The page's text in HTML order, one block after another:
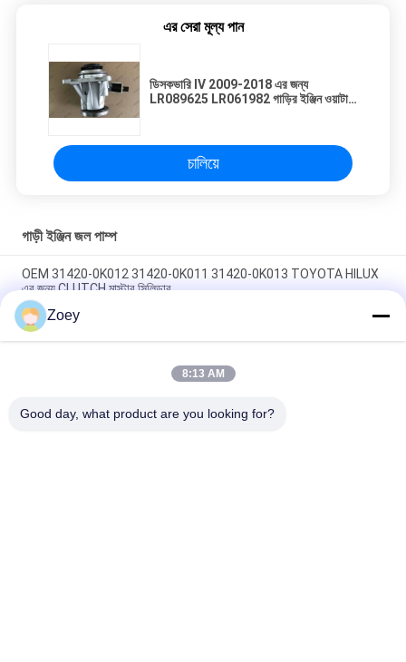
এর সেরা মূল্য পান
ডিসকভারি IV 2009-2018 এর জন্য
LR089625 LR061982 গাড়ির ইঞ্জিন ওয়াটার
চালিয়ে
গাড়ী ইঞ্জিন জল পাম্প
OEM 31420-0K012 31420-0K011 31420-0K013 TOYOTA HILUX
এর জন্য CLUTCH মাস্টার সিলিন্ডার
OEM PQH500060 LR013506 ল্যান্ড রোভার ডিসকভারি 276DT 306DT এর
জন্য বেল্ট টেনশনার
OEM 12204-20040 12204-20020 12204-31030 ভালভ, ক্র্যাঙ্ককেস
Zoey
8:13 AM
Good day, what product are you looking for?